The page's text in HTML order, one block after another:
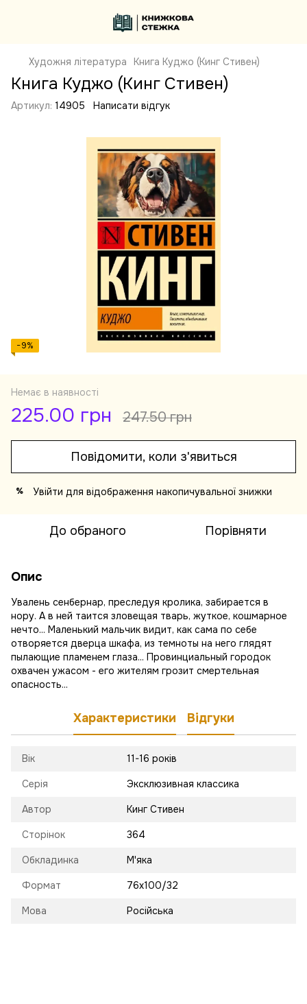
Художня література Книга Куджо (Кинг Стивен)
Книга Куджо (Кинг Стивен)
Артикул: 14905 Написати відгук
−9%
Немає в наявності
225.00 грн 247.50 грн
Повідомити, коли з'явиться
% Увійти для відображення накопичувальної знижки
До обраного Порівняти
Опис
Увалень сенбернар, преследуя кролика, забирается в
нору. А в ней таится зловещая тварь, жуткое, кошмарное
нечто... Маленький мальчик видит, как сама по себе
отворяется дверца шкафа, из темноты на него глядят
пылающие пламенем глаза... Провинциальный городок
охвачен ужасом - его жителям грозит смертельная
опасность...
Характеристики Відгуки
Вік 11-16 років
Серія Эксклюзивная классика
Автор Кинг Стивен
Сторінок 364
Обкладинка М'яка
Формат 76х100/32
Мова Російська